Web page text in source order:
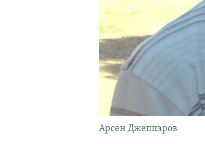
Арсен Джеппаров